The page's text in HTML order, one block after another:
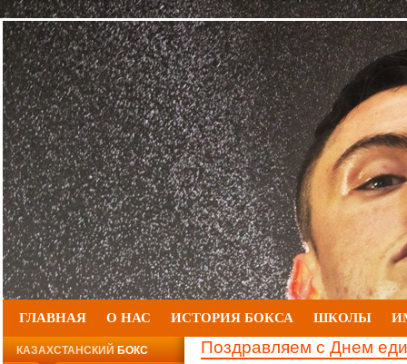
ГЛАВНАЯ О НАС ИСТОРИЯ БОКСА ШКОЛЫ
Поздравляем с Днем
КАЗАХСТАНСКИЙ БОКС